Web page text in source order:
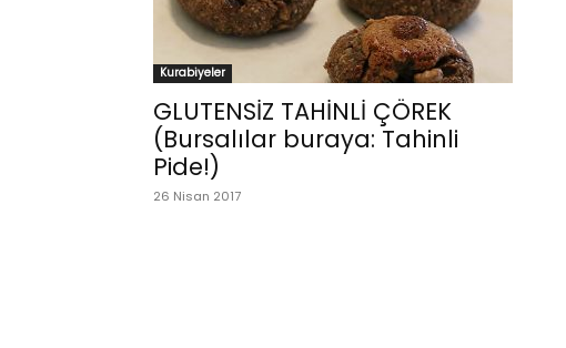
Kurabiyeler
GLUTENSİZ TAHİNLİ ÇÖREK
(Bursalılar buraya: Tahinli
Pide!)
26 Nisan 2017